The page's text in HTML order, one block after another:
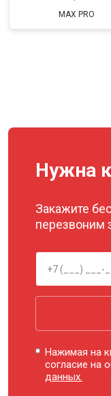
MAX PRO
Нужна
Закажите
перезвоним
Нажимая на
согласие на
данных.